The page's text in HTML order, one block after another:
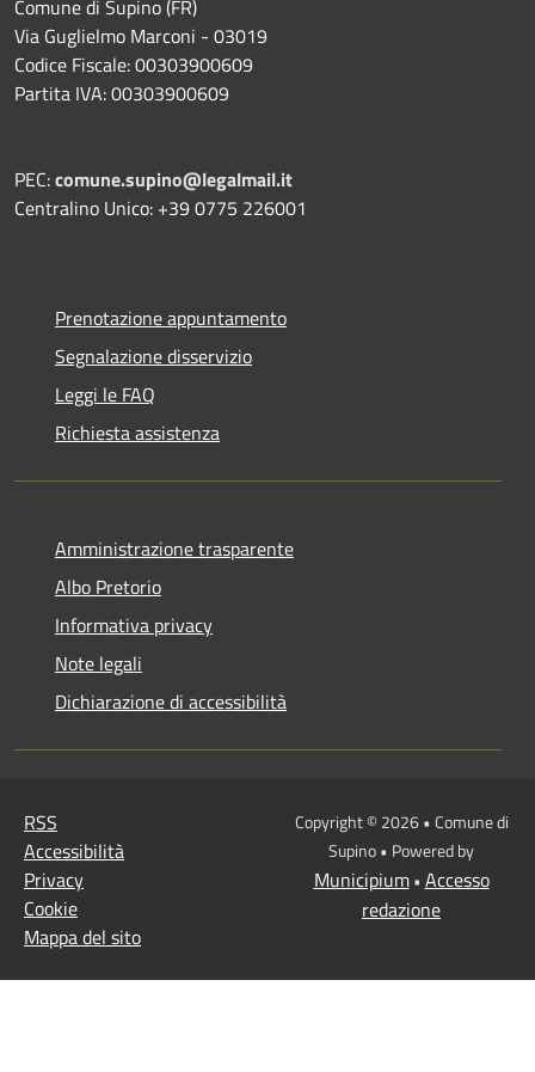
Comune di Supino (FR)
Via Guglielmo Marconi - 03019
Codice Fiscale: 00303900609
Partita IVA: 00303900609
PEC:comune.supino@legalmail.it
Centralino Unico: +39 0775 226001
Prenotazione appuntamento
Segnalazione disservizio
Leggi le FAQ
Richiesta assistenza
Amministrazione trasparente
Albo Pretorio
Informativa privacy
Note legali
Dichiarazione di accessibilità
RSS
Accessibilità
Privacy
Cookie
Mappa del sito
Copyright © 2026 • Comune di
Supino • Powered by
Municipium• Accesso
redazione